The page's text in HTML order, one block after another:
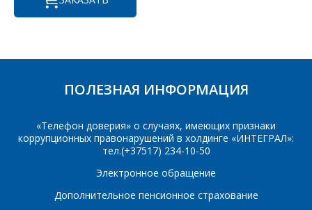
ПОИСК
ПОЛЕЗНАЯ ИНФОРМАЦИЯ
«Телефон доверия» о случаях, имеющих признаки
коррупционных правонарушений в холдинге «ИНТЕГРАЛ»:
тел.(+37517) 234-10-50
Электронное обращение
Дополнительное пенсионное страхование
Телефон *
E-mail *
E-mail
Интересующий товар/
услуга
Сообщение*